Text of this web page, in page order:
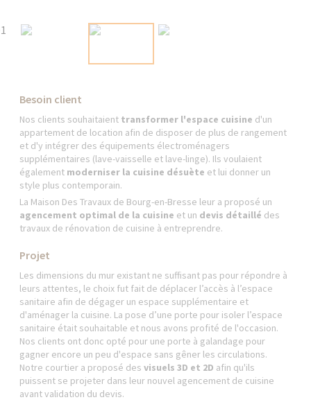
Besoin client
Nos clients souhaitaient transformer l'espace cuisine d'un
appartement de location afin de disposer de plus de rangement
et d'y intégrer des équipements électroménagers
supplémentaires (lave-vaisselle et lave-linge). Ils voulaient
également moderniser la cuisine désuète et lui donner un
style plus contemporain.
La Maison Des Travaux de Bourg-en-Bresse leur a proposé un
agencement optimal de la cuisine et un devis détaillé des
travaux de rénovation de cuisine à entreprendre.
Projet
Les dimensions du mur existant ne suffisant pas pour répondre à
leurs attentes, le choix fut fait de déplacer l’accès à l’espace
sanitaire afin de dégager un espace supplémentaire et
d'aménager la cuisine. La pose d’une porte pour isoler l’espace
sanitaire était souhaitable et nous avons profité de l'occasion.
Nos clients ont donc opté pour une porte à galandage pour
gagner encore un peu d'espace sans gêner les circulations.
Notre courtier a proposé desvisuels 3D et 2D afin qu'ils
puissent se projeter dans leur nouvel agencement de cuisine
avant validation du devis.